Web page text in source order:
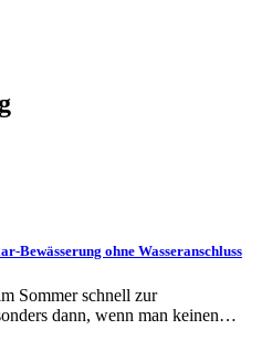
Bewässerung ohne Wasseranschluss
Sommer schnell zur
dann, wenn man keinen…